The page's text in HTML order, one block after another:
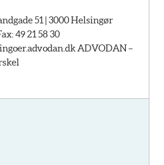
51 | 3000 Helsingør
49 21 58 30
ADVODAN –